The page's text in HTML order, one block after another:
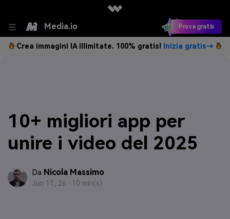
Media.io Prova gratis
Crea immagini IA illimitate. 100% gratis! Inizia gratis→
10+ migliori app per
unire i video del 2025
Da Nicola Massimo
Jun 11, 26 · 10 min(s)